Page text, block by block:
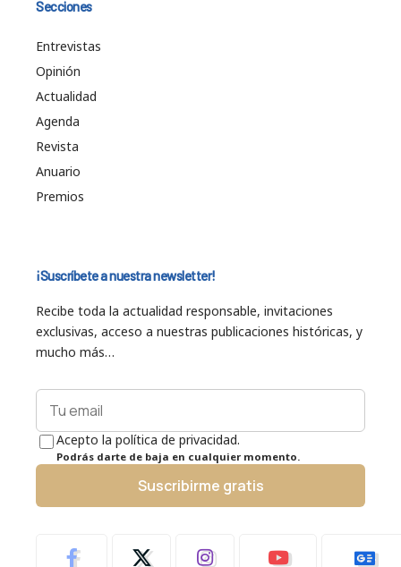
Secciones
Entrevistas
Opinión
Actualidad
Agenda
Revista
Anuario
Premios
¡Suscríbete a nuestra newsletter!
Recibe toda la actualidad responsable, invitaciones
exclusivas, acceso a nuestras publicaciones históricas, y
mucho más…
Acepto la política de privacidad.
Podrás darte de baja en cualquier momento.
Suscribirme gratis